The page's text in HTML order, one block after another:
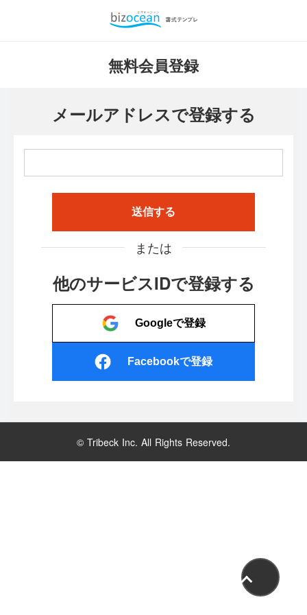
無料会員登録
メールアドレスで登録する
送信する
または
他のサービスIDで登録する
Googleで登録
Facebookで登録
© Tribeck Inc. All Rights Reserved.